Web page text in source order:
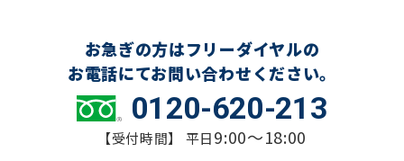
お急ぎの方はフリーダイヤルの
お電話にてお問い合わせください。
0120-620-213
【受付時間】 平日9:00～18:00